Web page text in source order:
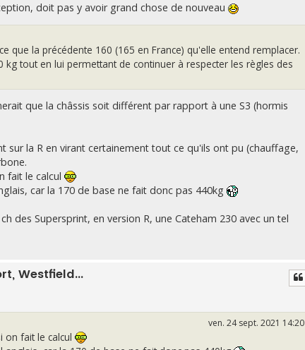
doit pas y avoir grand chose de nouveau
la précédente 160 (165 en France) qu'elle entend remplacer.
tout en lui permettant de continuer à respecter les règles des
que la châssis soit différent par rapport à une S3 (hormis
la R en virant certainement tout ce qu'ils ont pu (chauffage,
fait le calcul
car la 170 de base ne fait donc pas 440kg
des Supersprint, en version R, une Cateham 230 avec un tel
Westfield...
ven. 24 sept. 2021 14:20
on fait le calcul